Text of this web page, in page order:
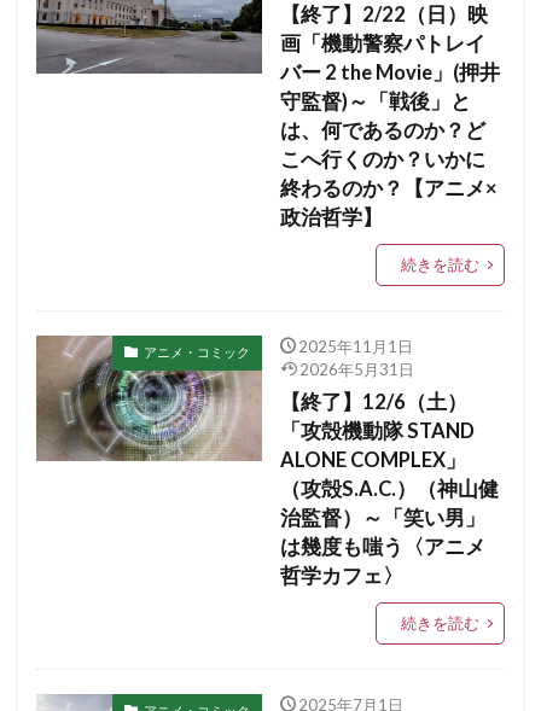
【終了】2/22（日）映
画「機動警察パトレイ
バー 2 the Movie」(押井
守監督)～「戦後」と
は、何であるのか？ど
こへ行くのか？いかに
終わるのか？【アニメ×
政治哲学】
続きを読む
アニメ・コミック
2025年11月1日
2026年5月31日
【終了】12/6（土）
「攻殻機動隊 STAND
ALONE COMPLEX」
（攻殻S.A.C.）（神山健
治監督）～「笑い男」
は幾度も嗤う〈アニメ
哲学カフェ〉
続きを読む
2025年7月1日